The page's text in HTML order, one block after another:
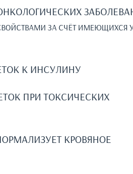
ЗА СЧЁТ ИМЕЮЩИХСЯ
К ИНСУЛИНУ
ПРИ ТОКСИЧЕСКИХ
КРОВЯНОЕ